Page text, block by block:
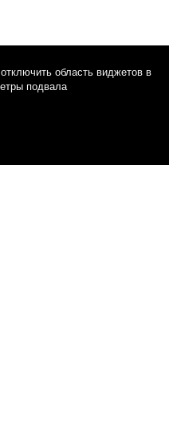
область виджетов в
подвала